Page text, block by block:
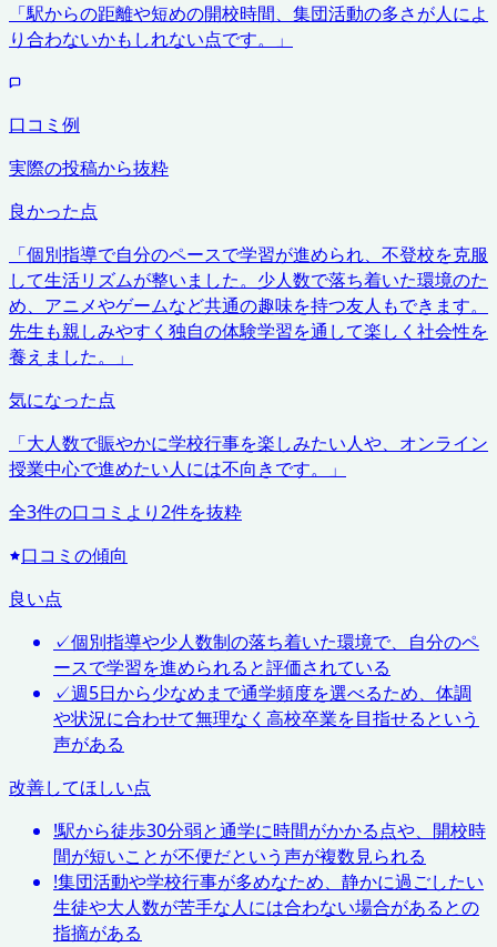
「駅からの距離や短めの開校時間、集団活動の多さが人によ
り合わないかもしれない点です。
」
口コミ例
実際の投稿から抜粋
良かった点
「個別指導で自分のペースで学習が進められ、不登校を克服
して生活リズムが整いました。少人数で落ち着いた環境のた
め、アニメやゲームなど共通の趣味を持つ友人もできます。
先生も親しみやすく独自の体験学習を通して楽しく社会性を
養えました。
」
気になった点
「大人数で賑やかに学校行事を楽しみたい人や、オンライン
授業中心で進めたい人には不向きです。
」
全3件の口コミより2件を抜粋
口コミの傾向
良い点
✓個別指導や少人数制の落ち着いた環境で、自分のペ
ースで学習を進められると評価されている
✓週5日から少なめまで通学頻度を選べるため、体調
や状況に合わせて無理なく高校卒業を目指せるという
声がある
改善してほしい点
!駅から徒歩30分弱と通学に時間がかかる点や、開校時
間が短いことが不便だという声が複数見られる
!集団活動や学校行事が多めなため、静かに過ごしたい
生徒や大人数が苦手な人には合わない場合があるとの
指摘がある